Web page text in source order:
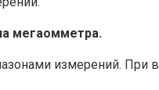
мегаомметра.
измерений. При